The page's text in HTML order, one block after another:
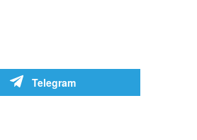
Telegram